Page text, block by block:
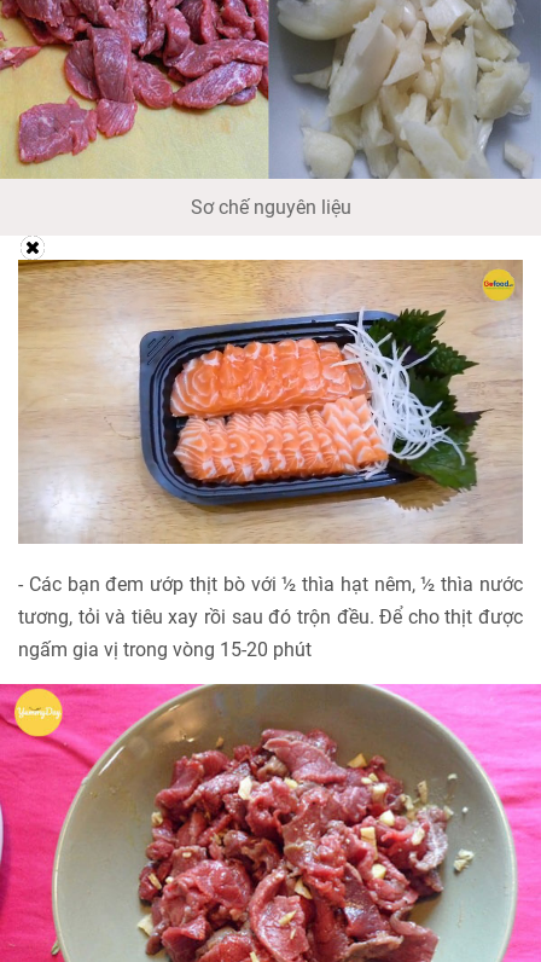
Sơ chế nguyên liệu
- Các bạn đem ướp thịt bò với ½ thìa hạt nêm, ½ thìa nước
tương, tỏi và tiêu xay rồi sau đó trộn đều. Để cho thịt được
ngấm gia vị trong vòng 15-20 phút